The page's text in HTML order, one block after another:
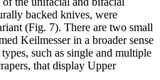
backed knives, were
(Fig. 7). There are two small
Keilmesserin a broader sense
such as single and multiple
that display Upper